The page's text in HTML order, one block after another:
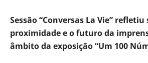
Sessão “Conversas La Vie” refletiu
proximidade e o futuro da
âmbito da exposição “Um 100